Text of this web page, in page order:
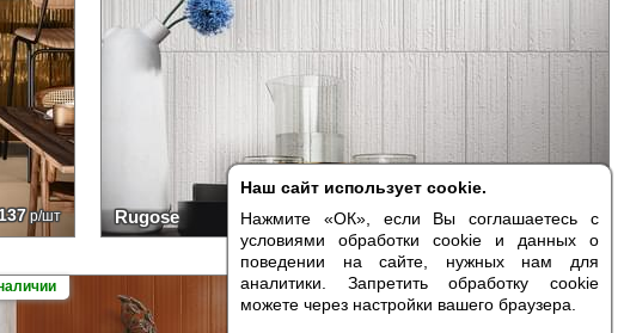
Наш сайт использует cookie.
Нажмите «ОК», если Вы соглашаетесь с
условиями обработки cookie и данных о
поведении на сайте, нужных нам для
аналитики. Запретить обработку cookie
можете через настройки вашего браузера.
р/шт Rugose от7941р/м²
Есть образцы